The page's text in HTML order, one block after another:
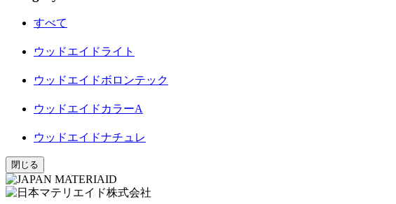
すべて
ウッドエイドライト
ウッドエイドボロンテック
ウッドエイドカラーA
ウッドエイドナチュレ
閉じる